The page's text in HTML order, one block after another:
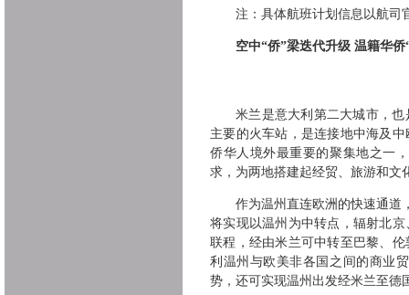
注：具体航班计划信息以航司
空中“侨”梁迭代升级 温籍华
米兰是意大利第二大城市，
主要的火车站，是连接地中海及
侨华人境外最重要的聚集地之一
求，为两地搭建起经贸、旅游和文
作为温州直连欧洲的快速通道
将实现以温州为中转点，辐射北
联程，经由米兰可中转至巴黎、
利温州与欧美非各国之间的商业
势，还可实现温州出发经米兰至德